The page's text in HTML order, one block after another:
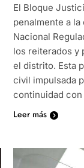
El Bloque
penalmente a la
Nacional
los reiterados y
el distrito. Esta
civil impulsada
continuidad
Leer más